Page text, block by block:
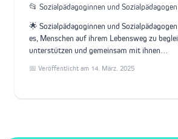
📂 Sozialpädagoginnen und Sozialpädagogen
🌟 Sozialpädagoginnen und
es, Menschen auf ihrem Lebensweg zu
unterstützen und gemeinsam mit ihnen…
📅 Veröffentlicht am 14. März. 2025